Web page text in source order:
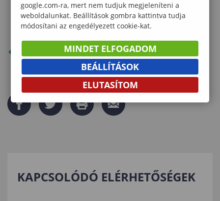
VISSZA AZ ELŐZŐ OLDALRA
KAPCSOLÓDÓ ELÉRHETŐSÉGEK
google.com-ra, mert nem tudjuk megjeleníteni a
weboldalunkat. Beállítások gombra kattintva tudja
módosítani az engedélyezett cookie-kat.
MINDET ELFOGADOM
BEÁLLÍTÁSOK
ELUTASÍTOM